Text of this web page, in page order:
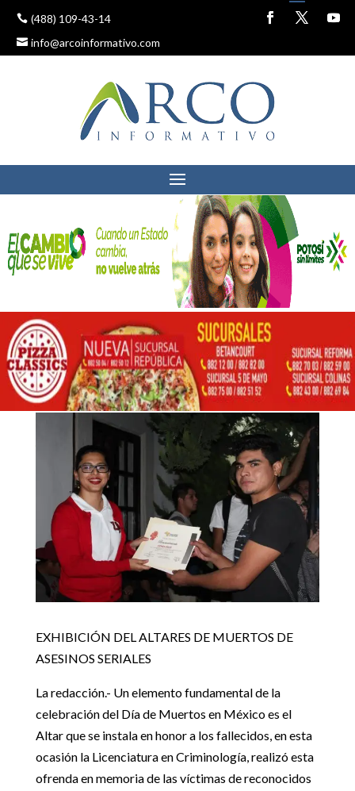
(488) 109-43-14
info@arcoinformativo.com
5 Noticias locales 5
EXHIBICIÓN DEL ALTARES DE MUERTOS DE ASESINOS
SERIALES
EXHIBICIÓN DEL
ALTARES DE MUERTOS
DE ASESINOS SERIALES
Noticias locales
3 noviembre, 2017
EXHIBICIÓN DEL ALTARES DE MUERTOS DE
ASESINOS SERIALES
La redacción.- Un elemento fundamental de la
celebración del Día de Muertos en México es el
Altar que se instala en honor a los fallecidos, en esta
ocasión la Licenciatura en Criminología, realizó esta
ofrenda en memoria de las víctimas de reconocidos